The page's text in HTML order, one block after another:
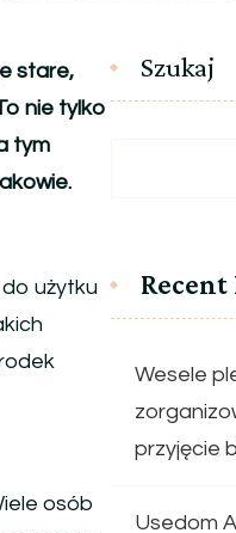
stare,
nie tylko
tym
użytku
osób
Szukaj
Recent
Wesele
przyjęcie
Usedom